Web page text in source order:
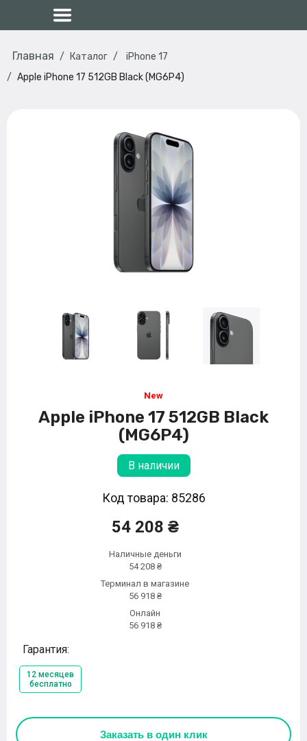
Главная Каталог
iPhone 17
Apple iPhone 17 512GB Black (MG6P4)
Apple iPhone 17 512GB Black
(MG6P4)
В наличии
Код товара: 85286
54 208 ₴
Наличные деньги
54 208 ₴
Терминал в магазине
56 918 ₴
Онлайн
56 918 ₴
Гарантия:
12 месяцев
бесплатно
Заказать в один клик